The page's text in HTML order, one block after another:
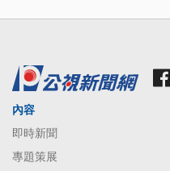
內容
即時新聞
專題策展